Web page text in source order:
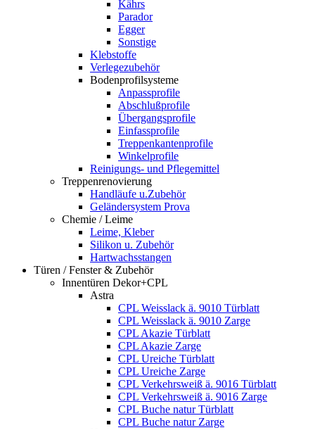
Kährs
Parador
Egger
Sonstige
Klebstoffe
Verlegezubehör
Bodenprofilsysteme
Anpassprofile
Abschlußprofile
Übergangsprofile
Einfassprofile
Treppenkantenprofile
Winkelprofile
Reinigungs- und Pflegemittel
Treppenrenovierung
Handläufe u.Zubehör
Geländersystem Prova
Chemie / Leime
Leime, Kleber
Silikon u. Zubehör
Hartwachsstangen
Türen / Fenster & Zubehör
Innentüren Dekor+CPL
Astra
CPL Weisslack ä. 9010 Türblatt
CPL Weisslack ä. 9010 Zarge
CPL Akazie Türblatt
CPL Akazie Zarge
CPL Ureiche Türblatt
CPL Ureiche Zarge
CPL Verkehrsweiß ä. 9016 Türblatt
CPL Verkehrsweiß ä. 9016 Zarge
CPL Buche natur Türblatt
CPL Buche natur Zarge